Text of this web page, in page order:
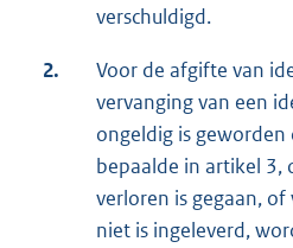
verschuldigd.
2.
Voor de afgifte van
vervanging van een
ongeldig is
bepaalde in artikel 3,
verloren is gegaan,
niet is ingeleverd,